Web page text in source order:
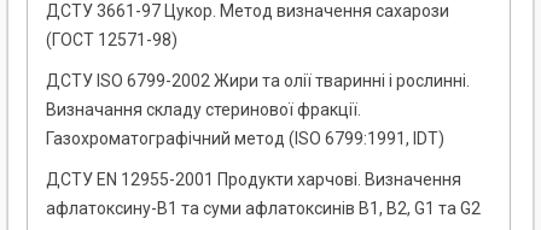
ДСТУ 3661-97 Цукор. Метод визначення сахарози
(ГОСТ 12571-98)
ДСТУ ISO 6799-2002 Жири та олії тваринні і рослинні.
Визначання складу стеринової фракції.
Газохроматографічний метод (ISO 6799:1991, IDT)
ДСТУ EN 12955-2001 Продукти харчові. Визначення
афлатоксину-В1 та суми афлатоксинів В1, В2, G1 та G2